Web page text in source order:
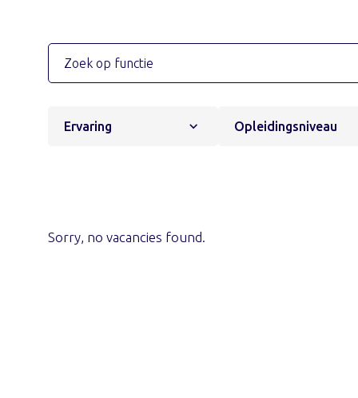
Ervaring Opleidingsniveau
Sorry, no vacancies found.